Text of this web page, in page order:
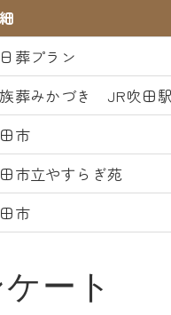
葬プラン
葬みかづき JR吹田
市
市立やすらぎ苑
市
ート